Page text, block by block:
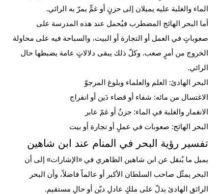
الماء والغلبة عليه يميلان إلى حزنٍ أو غمٍّ يمرّ به الرائي.
أما البحر الهائج المضطرب فيُحمل عند هذه المدرسة على
صعوباتٍ في العمل أو التجارة أو البيت، والسباحة فيه على محاولة
الخروج من أمرٍ صعب. وكلّ ذلك يبقى دلالاتٍ عامة يضبطها حال
الرائي.
البحر الهادئ: العلم والعلماء وبلوغ المرجوّ
الاغتسال من مائه: شفاء أو قضاء دَين أو انفراج
الانغمار والغلبة في الماء: حزنٌ أو غمّ عابر
البحر الهائج: صعوبات في عملٍ أو تجارة أو بيت
تفسير رؤية البحر في المنام عند ابن شاهين
يميل ما يُنقل عن ابن شاهين الظاهري في «الإشارات» إلى أن
البحر يمثّل صاحب السلطان الأكبر أو عالماً فاضلاً، وأن البحر
الرائق الهادئ يدلّ على ملكٍ عادلٍ ديّن أو حالٍ مستقيم.